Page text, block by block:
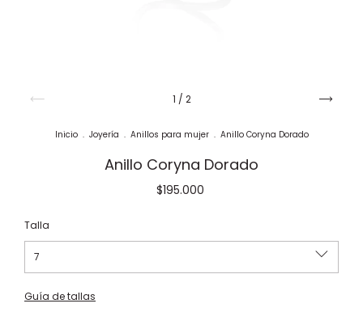
1 / 2
Inicio . Joyería . Anillos para mujer . Anillo Coryna Dorado
Anillo Coryna Dorado
$195.000
Talla
Guía de tallas